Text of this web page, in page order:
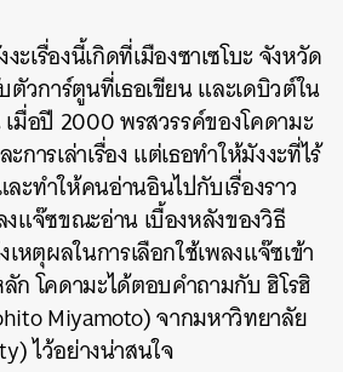
ะเรื่องนี้เกิดที่เมืองซาเซโบะ จังหวัด
ตัวการ์ตูนที่เธอเขียน และเดบิวต์ใน
มื่อปี 2000 พรสวรรค์ของโคดามะ
การเล่าเรื่อง แต่เธอทำให้มังงะที่ไร้
ะทำให้คนอ่านอินไปกับเรื่องราว
งแจ๊ซขณะอ่าน เบื้องหลังของวิธี
หตุผลในการเลือกใช้เพลงแจ๊ซเข้า
ก โคดามะได้ตอบคำถามกับ ฮิโรฮิ
Miyamoto) จากมหาวิทยาลัย
ไว้อย่างน่าสนใจ